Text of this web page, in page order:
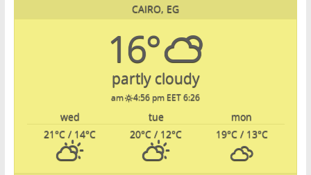
CAIRO, EG
16°
partly cloudy
6:26 am
4:56 pm EET
mon
tue
wed
19°C/ 13°C
20°C / 12°C
21°C / 14°C